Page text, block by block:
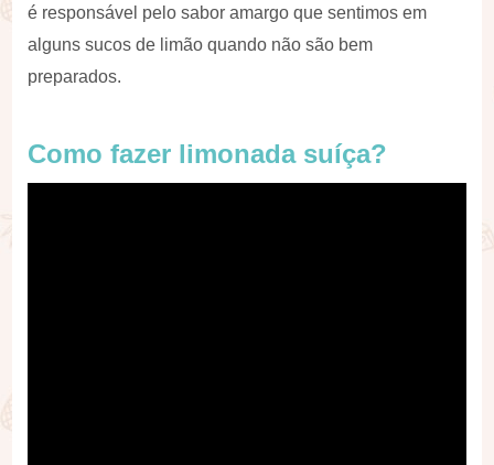
é responsável pelo sabor amargo que sentimos em
alguns sucos de limão quando não são bem
preparados.
Como fazer limonada suíça?